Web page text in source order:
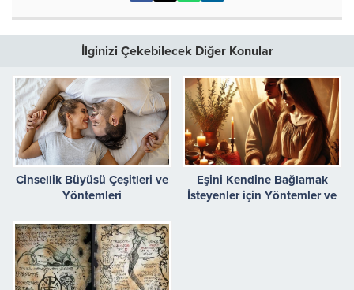
İlginizi Çekebilecek Diğer Konular
Cinsellik Büyüsü Çeşitleri ve
Yöntemleri
Eşini Kendine Bağlamak
İsteyenler için Yöntemler ve